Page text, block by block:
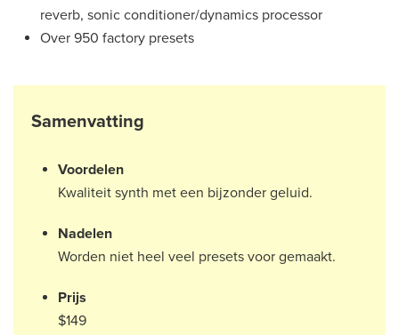
reverb, sonic conditioner/dynamics processor
Over 950 factory presets
Samenvatting
Voordelen
Kwaliteit synth met een bijzonder geluid.
Nadelen
Worden niet heel veel presets voor gemaakt.
Prijs
$149